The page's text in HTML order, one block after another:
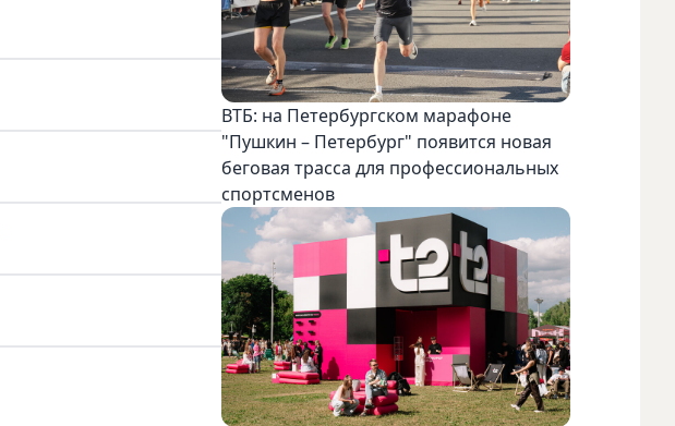
ВТБ: на Петербургском марафоне
"Пушкин – Петербург" появится новая
беговая трасса для профессиональных
спортсменов